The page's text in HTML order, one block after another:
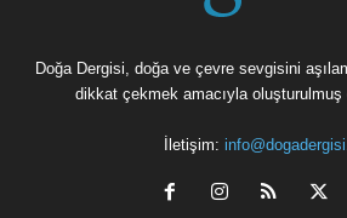
Doğa Dergisi, doğa ve çevre sevgisini
dikkat çekmek amacıyla oluşturulmuş
İletişim: